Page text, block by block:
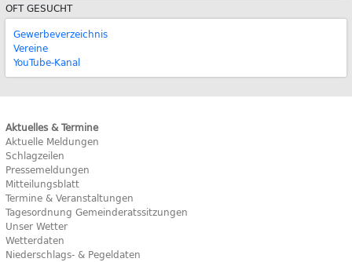
OFT GESUCHT
Gewerbeverzeichnis
Vereine
YouTube-Kanal
Aktuelles & Termine
Aktuelle Meldungen
Schlagzeilen
Pressemeldungen
Mitteilungsblatt
Termine & Veranstaltungen
Tagesordnung Gemeinderatssitzungen
Unser Wetter
Wetterdaten
Niederschlags- & Pegeldaten